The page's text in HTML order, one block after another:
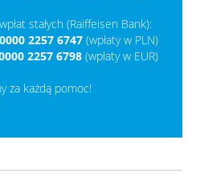
stałych (Raiffeisen Bank):
2257 6747(wpłaty w PLN)
2257 6798 (wpłaty w EUR)
za każdą pomoc!